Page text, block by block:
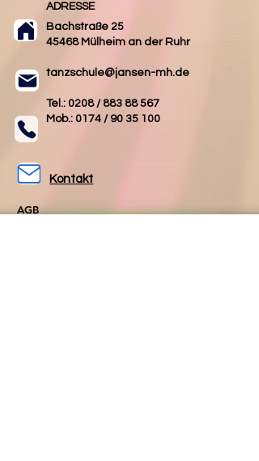
ADRESSE
Bachstraße 25
45468 Mülheim an der Ruhr
tanzschule@jansen-mh.de
Tel.: 0208 / 883 88 567
Mob.: 0174 / 90 35 100
Kontakt
AGB